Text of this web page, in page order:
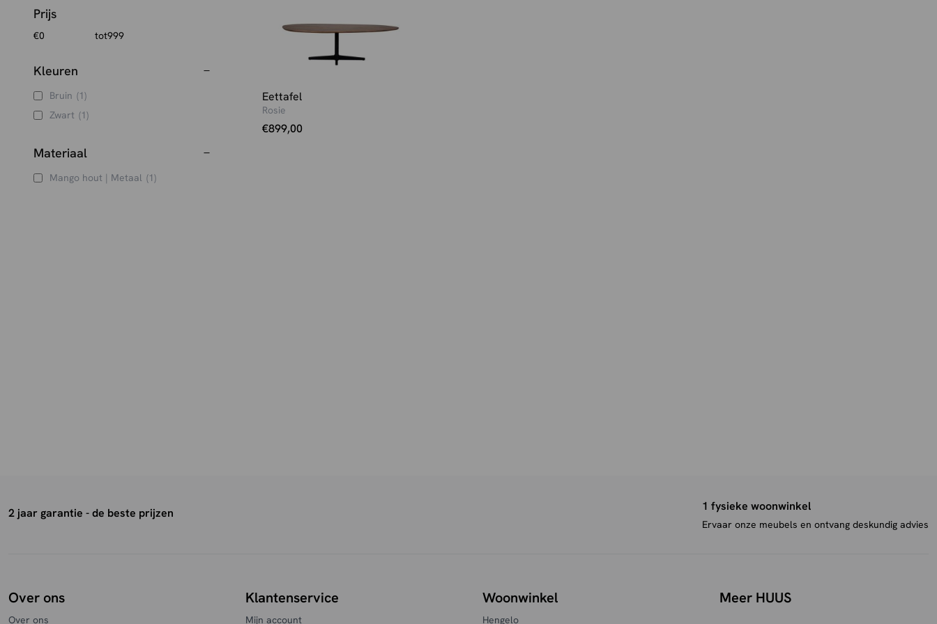
Prijs
Kleuren
Bruin (1)
Zwart (1)
Materiaal
Mango hout | Metaal (1)
Eettafel
Rosie
€899,00
2 jaar garantie - de beste prijzen 1 fysieke woonwinkel
Ervaar onze meubels en ontvang deskundig advies
Over ons
Over ons
Klantenservice
Mijn account
Woonwinkel
Hengelo
Meer HUUS